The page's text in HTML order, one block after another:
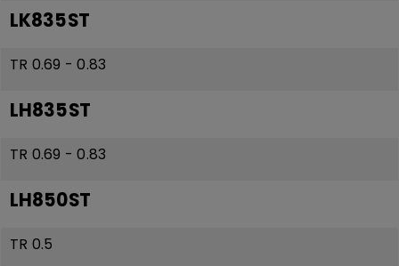
LK835ST
TR 0.69 - 0.83
LH835ST
TR 0.69 - 0.83
LH850ST
TR 0.5